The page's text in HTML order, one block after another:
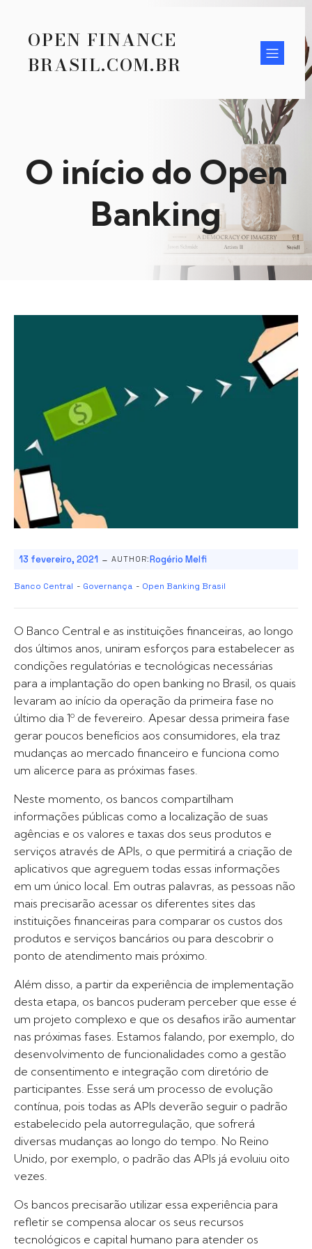
OPEN FINANCE
BRASIL.COM.BR
O início do Open
Banking
13 fevereiro, 2021 - AUTHOR:Rogério Melfi
Banco Central - Governança - Open Banking Brasil
O Banco Central e as instituições financeiras, ao longo
dos últimos anos, uniram esforços para estabelecer as
condições regulatórias e tecnológicas necessárias
para a implantação do open banking no Brasil, os quais
levaram ao início da operação da primeira fase no
último dia 1º de fevereiro. Apesar dessa primeira fase
gerar poucos benefícios aos consumidores, ela traz
mudanças ao mercado financeiro e funciona como
um alicerce para as próximas fases.
Neste momento, os bancos compartilham
informações públicas como a localização de suas
agências e os valores e taxas dos seus produtos e
serviços através de APIs, o que permitirá a criação de
aplicativos que agreguem todas essas informações
em um único local. Em outras palavras, as pessoas não
mais precisarão acessar os diferentes sites das
instituições financeiras para comparar os custos dos
produtos e serviços bancários ou para descobrir o
ponto de atendimento mais próximo.
Além disso, a partir da experiência de implementação
desta etapa, os bancos puderam perceber que esse é
um projeto complexo e que os desafios irão aumentar
nas próximas fases. Estamos falando, por exemplo, do
desenvolvimento de funcionalidades como a gestão
de consentimento e integração com diretório de
participantes. Esse será um processo de evolução
contínua, pois todas as APIs deverão seguir o padrão
estabelecido pela autorregulação, que sofrerá
diversas mudanças ao longo do tempo. No Reino
Unido, por exemplo, o padrão das APIs já evoluiu oito
vezes.
Os bancos precisarão utilizar essa experiência para
refletir se compensa alocar os seus recursos
tecnológicos e capital humano para atender os